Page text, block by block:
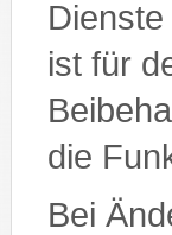
ist für
die
Bei